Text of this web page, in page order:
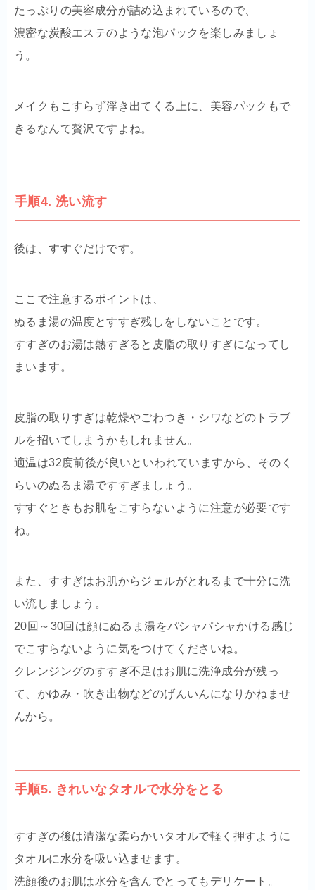
たっぷりの美容成分が詰め込まれているので、
濃密な炭酸エステのような泡パックを楽しみましょ
う。
メイクもこすらず浮き出てくる上に、美容パックもで
きるなんて贅沢ですよね。
手順4. 洗い流す
後は、すすぐだけです。
ここで注意するポイントは、
ぬるま湯の温度とすすぎ残しをしないことです。
すすぎのお湯は熱すぎると皮脂の取りすぎになってし
まいます。
皮脂の取りすぎは乾燥やごわつき・シワなどのトラブ
ルを招いてしまうかもしれません。
適温は32度前後が良いといわれていますから、そのく
らいのぬるま湯ですすぎましょう。
すすぐときもお肌をこすらないように注意が必要です
ね。
また、すすぎはお肌からジェルがとれるまで十分に洗
い流しましょう。
20回～30回は顔にぬるま湯をパシャパシャかける感じ
でこすらないように気をつけてくださいね。
クレンジングのすすぎ不足はお肌に洗浄成分が残っ
て、かゆみ・吹き出物などのげんいんになりかねませ
んから。
手順5. きれいなタオルで水分をとる
すすぎの後は清潔な柔らかいタオルで軽く押すように
タオルに水分を吸い込ませます。
洗顔後のお肌は水分を含んでとってもデリケート。